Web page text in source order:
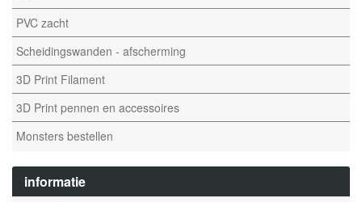
PVC zacht
Scheidingswanden - afscherming
3D Print Filament
3D Print pennen en accessoires
Monsters bestellen
informatie